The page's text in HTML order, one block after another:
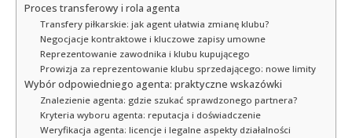
Proces transferowy i rola agenta
Transfery piłkarskie: jak agent ułatwia zmianę klubu?
Negocjacje kontraktowe i kluczowe zapisy umowne
Reprezentowanie zawodnika i klubu kupującego
Prowizja za reprezentowanie klubu sprzedającego: nowe limity
Wybór odpowiedniego agenta: praktyczne wskazówki
Znalezienie agenta: gdzie szukać sprawdzonego partnera?
Kryteria wyboru agenta: reputacja i doświadczenie
Weryfikacja agenta: licencje i legalne aspekty działalności